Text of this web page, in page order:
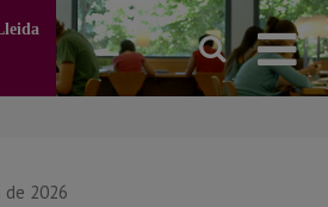
de 2026